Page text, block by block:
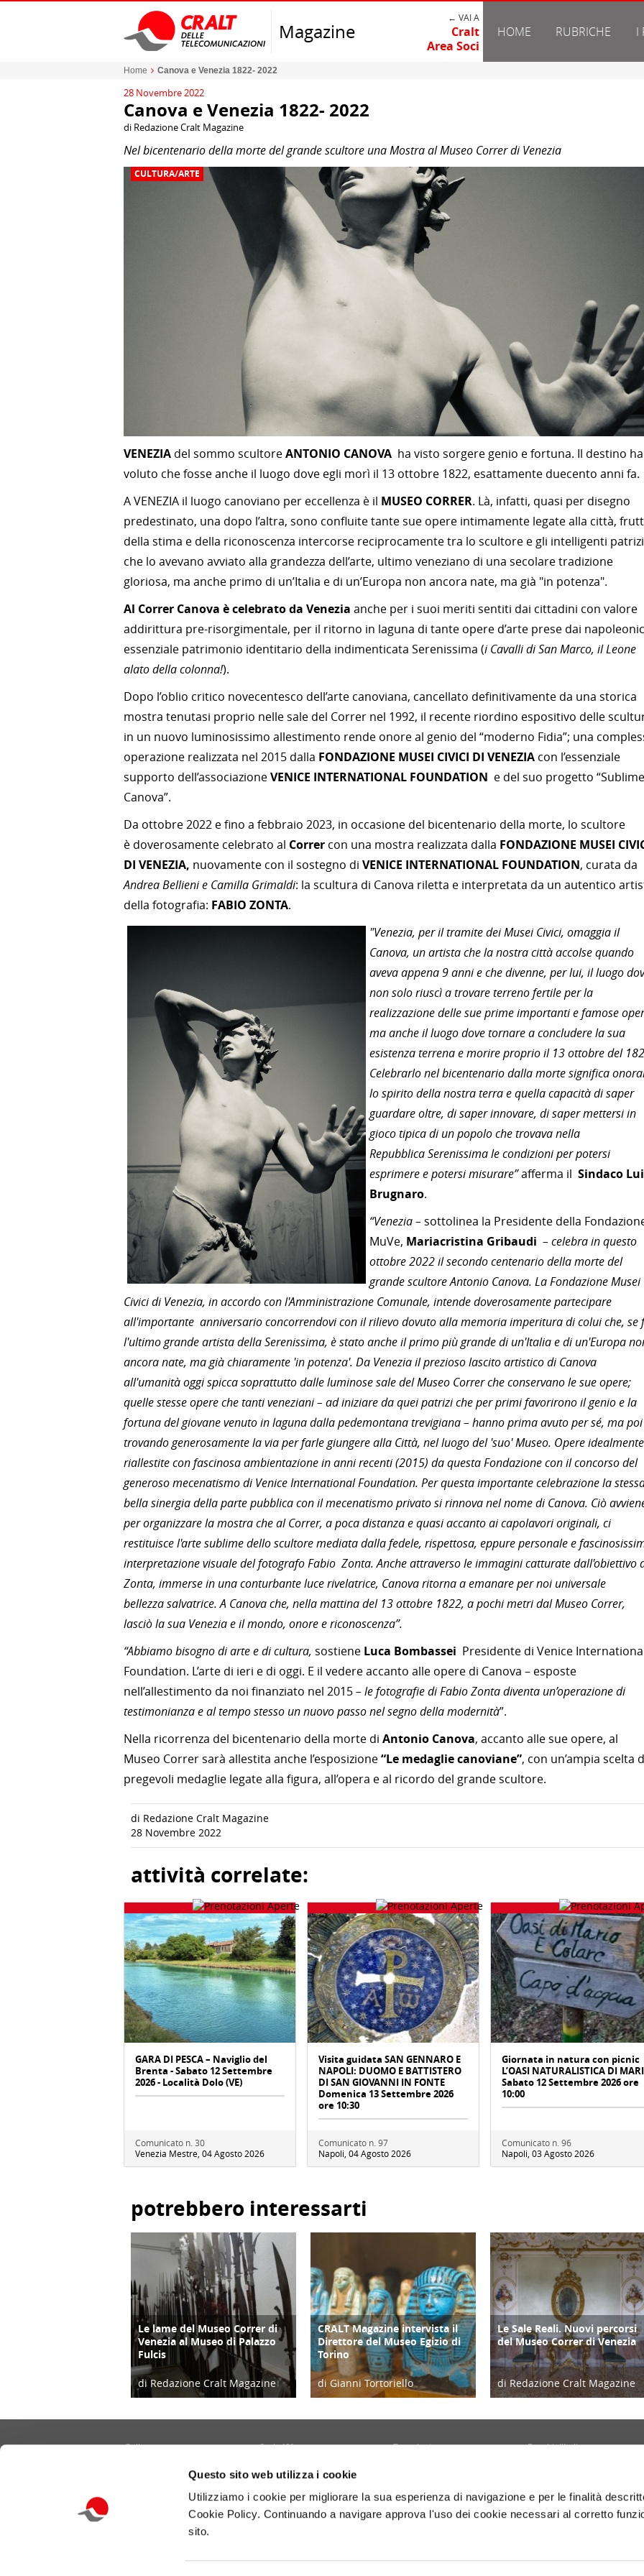
Questo sito web utilizza i cookie
Utilizziamo i cookie per migliorare la sua esperienza di navigazione e per le finalità
Cookie Policy. Continuando a navigare approva l'uso dei cookie necessari al corretto
sito.
Magazine
← VAI A
Cralt
Area Soci
HOME RUBRICHE I
Home Canova e Venezia 1822- 2022
28 Novembre 2022
Canova e Venezia 1822- 2022
di Redazione Cralt Magazine
Nel bicentenario della morte del grande scultore una Mostra al Museo Correr di Venezia
CULTURA/ARTE
VENEZIA del sommo scultoreANTONIO CANOVA ha visto sorgere genio e fortuna. Il destino ha
voluto che fosse anche il luogo dove egli morì il 13 ottobre 1822, esattamente duecento anni fa.
A VENEZIA il luogo canoviano per eccellenza è il MUSEO CORRER. Là, infatti, quasi per disegno
predestinato, una dopo l’altra, sono confluite tante sue opere intimamente legate alla città,
della stima e della riconoscenza intercorse reciprocamente tra lo scultore e gli intelligenti patrizi
che lo avevano avviato alla grandezza dell’arte, ultimo veneziano di una secolare tradizione
gloriosa, ma anche primo di un’Italia e di un’Europa non ancora nate, ma già "in potenza".
Al Correr Canova è celebrato da Venezia anche per i suoi meriti sentiti dai cittadini con valore
addirittura pre-risorgimentale, per il ritorno in laguna di tante opere d’arte prese dai
essenziale patrimonio identitario della indimenticata Serenissima (i Cavalli di San Marco, il Leone
alato della colonna!).
Dopo l’oblio critico novecentesco dell’arte canoviana, cancellato definitivamente da una storica
mostra tenutasi proprio nelle sale del Correr nel 1992, il recente riordino espositivo delle
in un nuovo luminosissimo allestimento rende onore al genio del “moderno Fidia”; una
operazione realizzata nel 2015 dalla FONDAZIONE MUSEI CIVICI DI VENEZIA con l’essenziale
supporto dell’associazioneVENICE INTERNATIONAL FOUNDATION e del suo progetto “Sublime
Canova”.
Da ottobre 2022 e fino a febbraio 2023, in occasione del bicentenario della morte, lo scultore
è doverosamente celebrato al Correr con una mostra realizzata dalla FONDAZIONE MUSEI
DI VENEZIA, nuovamente con il sostegno di VENICE INTERNATIONAL FOUNDATION, curata da
Andrea Bellieni e Camilla Grimaldi: la scultura di Canova riletta e interpretata da un autentico
della fotografia: FABIO ZONTA.
"Venezia, per il tramite dei Musei Civici, omaggia il
Canova, un artista che la nostra città accolse quando
aveva appena 9 anni e che divenne, per lui, il luogo
non solo riuscì a trovare terreno fertile per la
realizzazione delle sue prime importanti e famose
ma anche il luogo dove tornare a concludere la sua
esistenza terrena e morire proprio il 13 ottobre del
Celebrarlo nel bicentenario dalla morte significa
lo spirito della nostra terra e quella capacità di saper
guardare oltre, di saper innovare, di saper mettersi in
gioco tipica di un popolo che trovava nella
Repubblica Serenissima le condizioni per potersi
esprimere e potersi misurare”afferma il Sindaco
Brugnaro.
“Venezia – sottolinea la Presidente della
MuVe, Mariacristina Gribaudi – celebra in questo
ottobre 2022 il secondo centenario della morte del
grande scultore Antonio Canova. La Fondazione Musei
Civici di Venezia, in accordo con l'Amministrazione Comunale, intende doverosamente partecipare
all'importante anniversario concorrendovi con il rilievo dovuto alla memoria imperitura di colui che, se
l'ultimo grande artista della Serenissima, è stato anche il primo più grande di un'Italia e di un'Europa
ancora nate, ma già chiaramente 'in potenza'. Da Venezia il prezioso lascito artistico di Canova
all'umanità oggi spicca soprattutto dalle luminose sale del Museo Correr che conservano le sue opere;
quelle stesse opere che tanti veneziani – ad iniziare da quei patrizi che per primi favorirono il genio e la
fortuna del giovane venuto in laguna dalla pedemontana trevigiana – hanno prima avuto per sé, ma poi
trovando generosamente la via per farle giungere alla Città, nel luogo del 'suo' Museo. Opere idealmente
riallestite con fascinosa ambientazione in anni recenti (2015) da questa Fondazione con il concorso del
generoso mecenatismo di Venice International Foundation. Per questa importante celebrazione la
bella sinergia della parte pubblica con il mecenatismo privato si rinnova nel nome di Canova. Ciò
per organizzare la mostra che al Correr, a poca distanza e quasi accanto ai capolavori originali, ci
restituisce l'arte sublime dello scultore mediata dalla fedele, rispettosa, eppure personale e
interpretazione visuale del fotografo Fabio Zonta. Anche attraverso le immagini catturate dall'obiettivo
Zonta, immerse in una conturbante luce rivelatrice, Canova ritorna a emanare per noi universale
bellezza salvatrice. A Canova che, nella mattina del 13 ottobre 1822, a pochi metri dal Museo Correr,
lasciò la sua Venezia e il mondo, onore e riconoscenza”.
“Abbiamo bisogno di arte e di cultura, sostiene Luca Bombassei Presidente di Venice
Foundation. L’arte di ieri e di oggi. E il vedere accanto alle opere di Canova – esposte
nell’allestimento da noi finanziato nel 2015– le fotografie di Fabio Zonta diventa un’operazione di
testimonianza e al tempo stesso un nuovo passo nel segno della modernità”.
Nella ricorrenza del bicentenario della morte di Antonio Canova, accanto alle sue opere, al
Museo Correr sarà allestita anche l’esposizione“Le medaglie canoviane”, con un’ampia scelta
pregevoli medaglie legate alla figura, all’opera e al ricordo del grande scultore.
di Redazione Cralt Magazine
28 Novembre 2022
attività correlate:
GARA DI PESCA – Naviglio del
Brenta - Sabato 12 Settembre
2026 - Località Dolo (VE)
Comunicato n. 30
Venezia Mestre, 04 Agosto 2026
Visita guidata SAN GENNARO E
NAPOLI: DUOMO E BATTISTERO
DI SAN GIOVANNI IN FONTE
Domenica 13 Settembre 2026
ore 10:30
Comunicato n. 97
Napoli, 04 Agosto 2026
Giornata in natura con picnic
L’OASI NATURALISTICA DI
Sabato 12 Settembre 2026 ore
10:00
Comunicato n. 96
Napoli, 03 Agosto 2026
potrebbero interessarti
CULTURA/ARTE
Le lame del Museo Correr di
Venezia al Museo di Palazzo
Fulcis
di Redazione Cralt Magazine
COPERTINA
CRALT Magazine intervista il
Direttore del Museo Egizio di
Torino
di Gianni Tortoriello
CULTURA/ARTE
Le Sale Reali. Nuovi percorsi
del Museo Correr di Venezia
di Redazione Cralt Magazine
Gallery
Cralt 40°
Turismo
Tecnologia
Diario di Viaggio
Attività
Borghi d'Italia
Copertina